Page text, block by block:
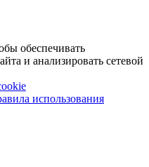
обеспечивать
и анализировать сетевой
использования